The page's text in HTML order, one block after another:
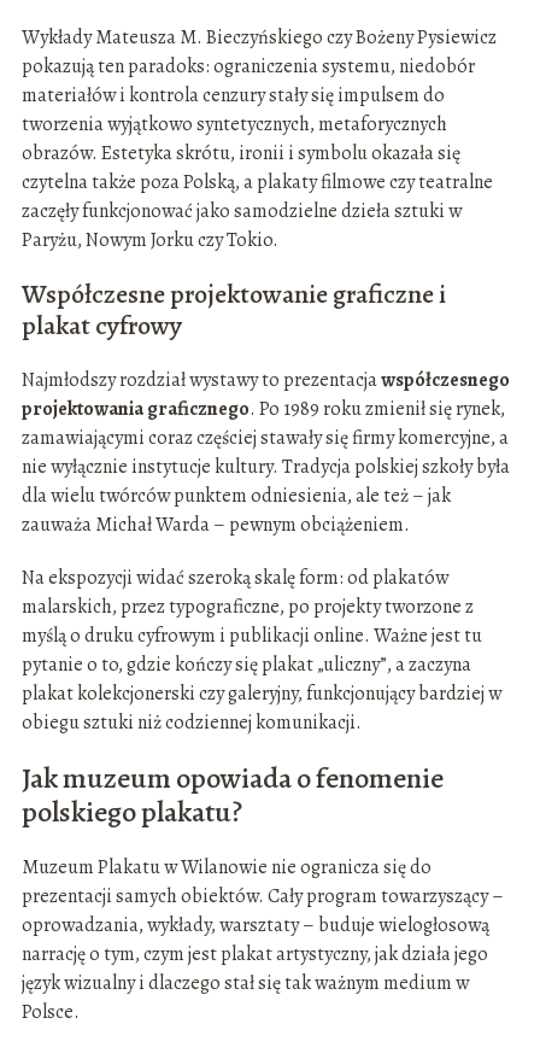
Wykłady Mateusza M. Bieczyńskiego czy Bożeny Pysiewicz
pokazują ten paradoks: ograniczenia systemu, niedobór
materiałów i kontrola cenzury stały się impulsem do
tworzenia wyjątkowo syntetycznych, metaforycznych
obrazów. Estetyka skrótu, ironii i symbolu okazała się
czytelna także poza Polską, a plakaty filmowe czy teatralne
zaczęły funkcjonować jako samodzielne dzieła sztuki w
Paryżu, Nowym Jorku czy Tokio.
Współczesne projektowanie graficzne i
plakat cyfrowy
Najmłodszy rozdział wystawy to prezentacjawspółczesnego
projektowania graficznego. Po 1989 roku zmienił się rynek,
zamawiającymi coraz częściej stawały się firmy komercyjne, a
nie wyłącznie instytucje kultury. Tradycja polskiej szkoły była
dla wielu twórców punktem odniesienia, ale też – jak
zauważa Michał Warda – pewnym obciążeniem.
Na ekspozycji widać szeroką skalę form: od plakatów
malarskich, przez typograficzne, po projekty tworzone z
myślą o druku cyfrowym i publikacji online. Ważne jest tu
pytanie o to, gdzie kończy się plakat „uliczny”, a zaczyna
plakat kolekcjonerski czy galeryjny, funkcjonujący bardziej w
obiegu sztuki niż codziennej komunikacji.
Jak muzeum opowiada o fenomenie
polskiego plakatu?
Muzeum Plakatu w Wilanowie nie ogranicza się do
prezentacji samych obiektów. Cały program towarzyszący –
oprowadzania, wykłady, warsztaty – buduje wielogłosową
narrację o tym, czym jest plakat artystyczny, jak działa jego
język wizualny i dlaczego stał się tak ważnym medium w
Polsce.